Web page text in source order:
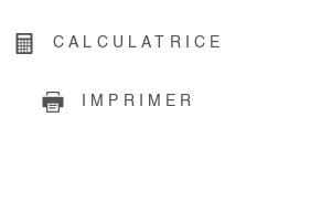
CALCULATRICE
IMPRIMER